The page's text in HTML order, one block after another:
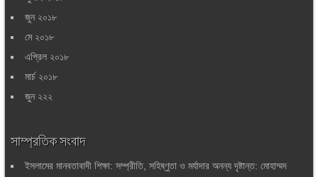
জুন ২০১৮
মে ২০১৮
এপ্রিল ২০১৮
মার্চ ২০১৮
জুন ২২২
সাম্প্রতিক সংবাদ
ইসলামের মানবতাবাদী শিক্ষা: সম্প্রীতি, সহিষ্ণুতা ও মর্যাদার অনন্য দৃষ্টান্ত: মোহাম্মদ